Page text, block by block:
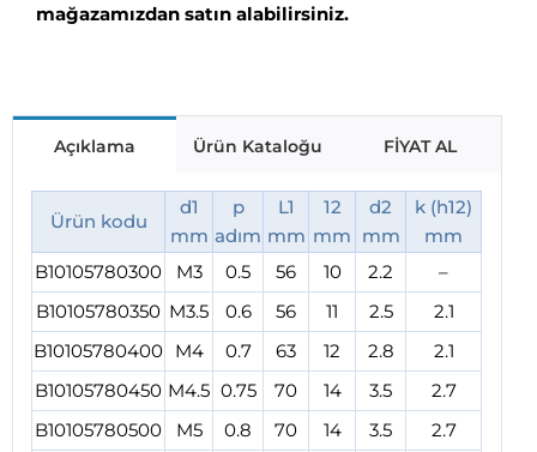
mağazamızdan satın alabilirsiniz.
Açıklama Ürün Kataloğu FİYAT AL
Ürün kodu
d1
mm
p
adım
L1
mm
12
mm
d2
mm
k (h12)
mm
B10105780300
M3 0.5 56 10 2.2
–
B10105780350 M3.5 0.6 56 11 2.5
2.1
B10105780400 M4 0.7 63 12 2.8
2.1
B10105780450 M4.5 0.75 70 14 3.5
2.7
B10105780500
M5 0.8 70 14 3.5
2.7